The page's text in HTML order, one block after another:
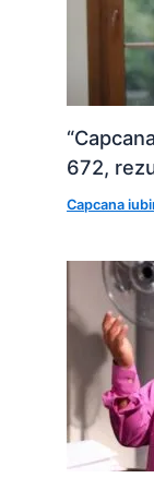
672,
Capcana